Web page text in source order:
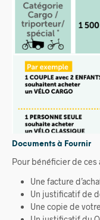
Documents à Fournir
Pour bénéficier de ces
Une facture
Un justificatif de
Une copie de